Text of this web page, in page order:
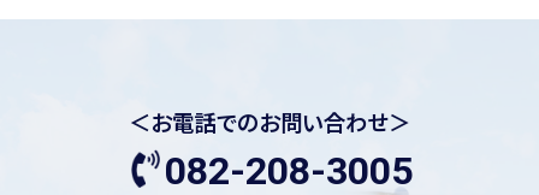
＜お電話でのお問い合わせ＞
082-208-3005